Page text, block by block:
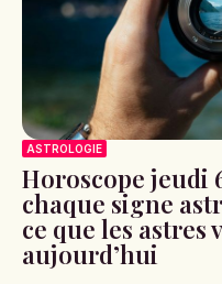
ASTROLOGIE
Horoscope jeudi
chaque signe
ce que les astres
aujourd’hui